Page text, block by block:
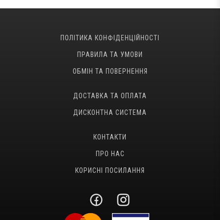
ПОЛІТИКА КОНФІДЕНЦІЙНОСТІ
ПРАВИЛА ТА УМОВИ
ОБМІН ТА ПОВЕРНЕННЯ
ДОСТАВКА ТА ОПЛАТА
ДИСКОНТНА СИСТЕМА
КОНТАКТИ
ПРО НАС
КОРИСНІ ПОСИЛАННЯ